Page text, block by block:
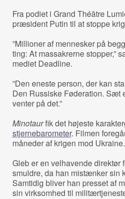
Fra podiet i Grand Théâtre
præsident Putin til at stoppe
”Millioner af mennesker på
ting: At massakrerne stopper,”
mediet Deadline.
”Den eneste person, der kan
Den Russiske Føderation. Sæt
venter på det.”
Minotaurfik det højeste
stjernebarometer. Filmen
måneder af krigen mod Ukraine.
Gleb er en velhavende direktør
smuldre, da han mistænker sin
Samtidig bliver han presset af
sin virksomhed til